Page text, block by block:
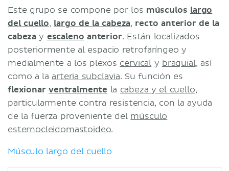
Músculo recto lateral de la cabeza
Músculo esplenio de la cabeza
Músculo elevador de la escápula
Músculo escaleno medio
Músculo escaleno posterior
Correlaciones clínicas
Bibliografía
Este grupo se compone por los músculos largo
del cuello, largo de la cabeza, recto anterior de la
cabeza y escaleno anterior. Están localizados
posteriormente al espacio retrofaríngeo y
medialmente a los plexos cervical y braquial, así
como a la arteria subclavia. Su función es
flexionar ventralmente la cabeza y el cuello,
particularmente contra resistencia, con la ayuda
de la fuerza proveniente del músculo
esternocleidomastoideo.
Músculo largo del cuello